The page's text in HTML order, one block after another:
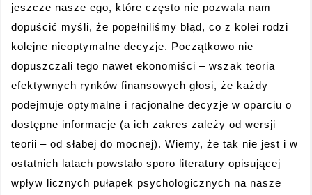
jeszcze nasze ego, które często nie pozwala nam
dopuścić myśli, że popełniliśmy błąd, co z kolei rodzi
kolejne nieoptymalne decyzje. Początkowo nie
dopuszczali tego nawet ekonomiści – wszak teoria
efektywnych rynków finansowych głosi, że każdy
podejmuje optymalne i racjonalne decyzje w oparciu o
dostępne informacje (a ich zakres zależy od wersji
teorii – od słabej do mocnej). Wiemy, że tak nie jest i w
ostatnich latach powstało sporo literatury opisującej
wpływ licznych pułapek psychologicznych na nasze